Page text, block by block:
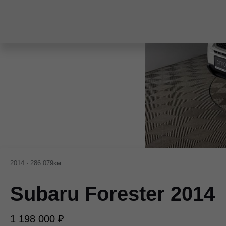
2014 · 286 079км
Subaru Forester 2014
1 198 000 ₽